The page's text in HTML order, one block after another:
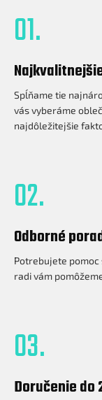
01.
Spĺňame tie
vás vyberáme
najdôležitejšie
02.
Odborné
Potrebujete pomoc
radi vám
03.
Doručenie do